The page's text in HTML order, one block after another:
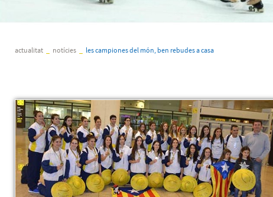
actualitat notícies les campiones del món, ben rebudes a casa